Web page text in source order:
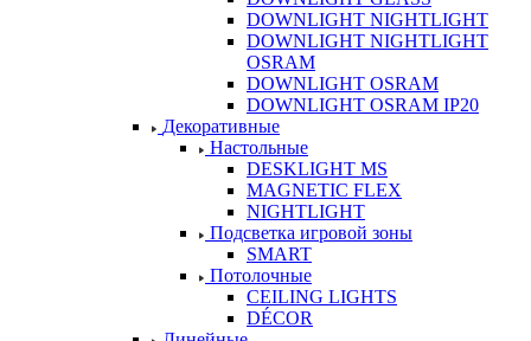
DOWNLIGHT NIGHTLIGHT
DOWNLIGHT NIGHTLIGHT
OSRAM
DOWNLIGHT OSRAM
DOWNLIGHT OSRAM IP20
Декоративные
Настольные
DESKLIGHT MS
MAGNETIC FLEX
NIGHTLIGHT
Подсветка игровой зоны
SMART
Потолочные
CEILING LIGHTS
DÉCOR